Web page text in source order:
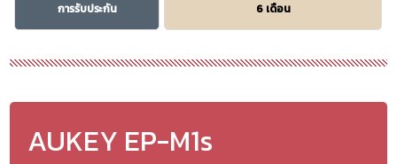
การรับประกัน 6 เดือน
AUKEY EP-M1s